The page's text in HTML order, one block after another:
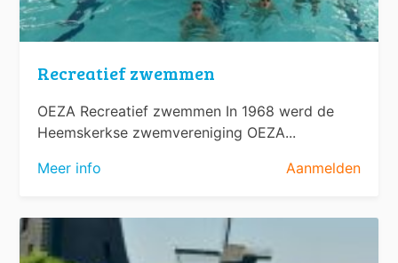
Recreatief zwemmen
OEZA Recreatief zwemmen In 1968 werd de
Heemskerkse zwemvereniging OEZA...
Meer info
Aanmelden